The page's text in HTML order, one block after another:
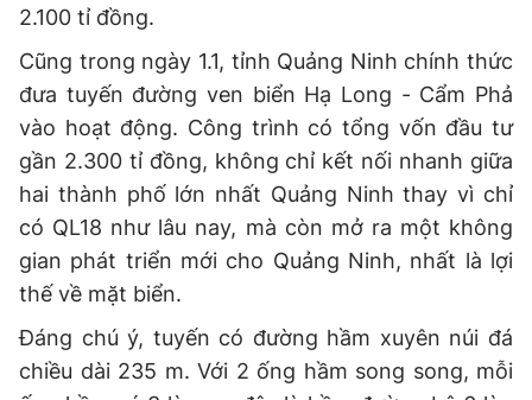
2.100 tỉ đồng.
Cũng trong ngày 1.1, tỉnh Quảng Ninh chính thức
đưa tuyến đường ven biển Hạ Long - Cẩm Phả
vào hoạt động. Công trình có tổng vốn đầu tư
gần 2.300 tỉ đồng, không chỉ kết nối nhanh giữa
hai thành phố lớn nhất Quảng Ninh thay vì chỉ
có QL18 như lâu nay, mà còn mở ra một không
gian phát triển mới cho Quảng Ninh, nhất là lợi
thế về mặt biển.
Đáng chú ý, tuyến có đường hầm xuyên núi đá
chiều dài 235 m. Với 2 ống hầm song song, mỗi